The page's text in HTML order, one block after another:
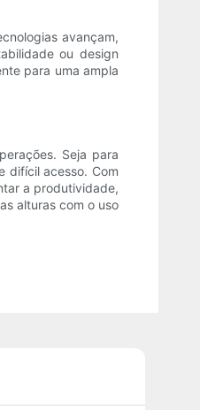
avançam,
ou design
para uma ampla
Seja para
difícil acesso. Com
a produtividade,
alturas com o uso